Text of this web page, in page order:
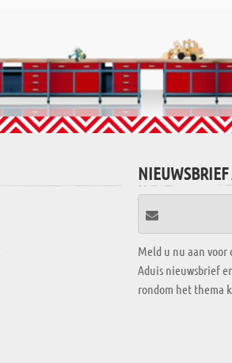
Meld u nu aan voor
Aduis nieuwsbrief
rondom het thema